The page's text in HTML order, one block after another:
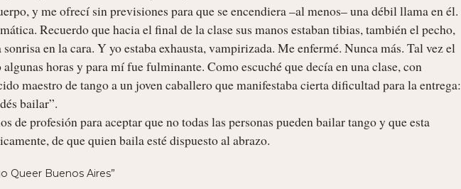
y me ofrecí sin previsiones para que se encendiera –al menos– una débil llama en él.
Recuerdo que hacia el final de la clase sus manos estaban tibias, también el pecho,
en la cara. Y yo estaba exhausta, vampirizada. Me enfermé. Nunca más. Tal vez el
horas y para mí fue fulminante. Como escuché que decía en una clase, con
maestro de tango a un joven caballero que manifestaba cierta dificultad para la entrega:
bailar”.
de profesión para aceptar que no todas las personas pueden bailar tango y que esta
de que quien baila esté dispuesto al abrazo.
Queer Buenos Aires”